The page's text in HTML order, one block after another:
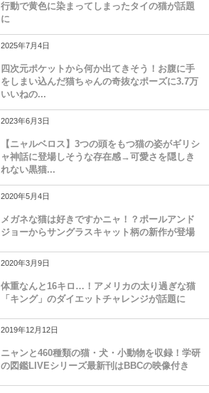
行動で黄色に染まってしまったタイの猫が話題
に
2025年7月4日
四次元ポケットから何か出てきそう！お腹に手
をしまい込んだ猫ちゃんの奇抜なポーズに3.7万
いいねの...
2023年6月3日
【ニャルベロス】3つの頭をもつ猫の姿がギリシ
ャ神話に登場しそうな存在感→可愛さを隠しき
れない黒猫...
2020年5月4日
メガネな猫は好きですかニャ！？ポールアンド
ジョーからサングラスキャット柄の新作が登場
2020年3月9日
体重なんと16キロ…！アメリカの太り過ぎな猫
「キング」のダイエットチャレンジが話題に
2019年12月12日
ニャンと460種類の猫・犬・小動物を収録！学研
の図鑑LIVEシリーズ最新刊はBBCの映像付き